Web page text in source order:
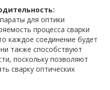
для оптики
процесса сварки
каждое соединение будет
также способствуют
поскольку позволяют
сварку оптических